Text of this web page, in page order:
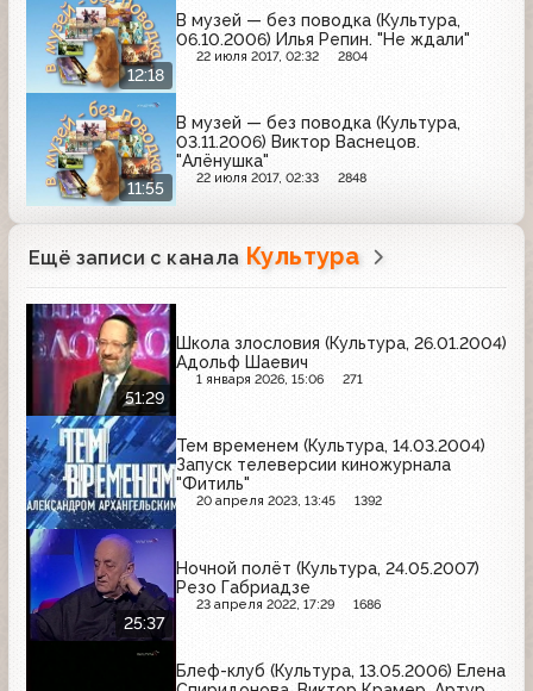
12:18
В музей — без поводка (Культура,
06.10.2006) Илья Репин. "Не ждали"
22 июля 2017, 02:32 2804
11:55
В музей — без поводка (Культура,
03.11.2006) Виктор Васнецов.
"Алёнушка"
22 июля 2017, 02:33 2848
Ещё записи с канала Культура
51:29
Школа злословия (Культура, 26.01.2004)
Адольф Шаевич
1 января 2026, 15:06 271
Тем временем (Культура, 14.03.2004)
Запуск телеверсии киножурнала
"Фитиль"
20 апреля 2023, 13:45 1392
25:37
Ночной полёт (Культура, 24.05.2007)
Резо Габриадзе
23 апреля 2022, 17:29 1686
Блеф-клуб (Культура, 13.05.2006) Елена